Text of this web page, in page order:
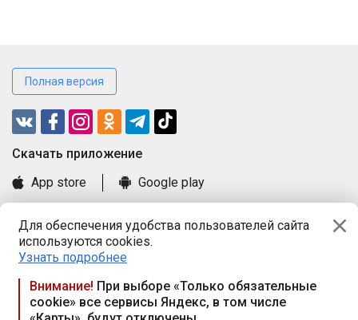
Для обеспечения удобства пользователей сайта
используются cookies.
Узнать подробнее
Внимание! При выборе «Только обязательные
cookie» все сервисы Яндекс, в том числе
Полная версия
Cкачать приложение
App store
Google play
Книга замечаний и предложений
Правила и документы
Praca.by © 2000—2026, ООО «ПРАЦА БАЙ»
Республика Беларусь, 220114, г. Минск, пр-т Независимости
117а, пом. № 9.